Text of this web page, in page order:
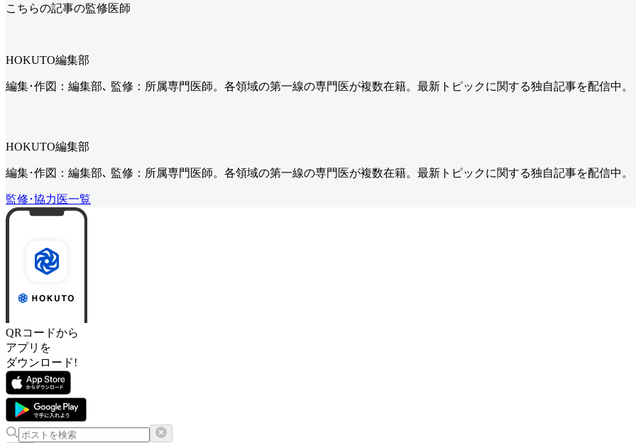
こちらの記事の監修医師
HOKUTO編集部
編集･作図：編集部､ 監修：所属専門医師。各領域の第一線の専門医が複数在籍。最新トピックに関する独自記事を配信中。
HOKUTO編集部
編集･作図：編集部､ 監修：所属専門医師。各領域の第一線の専門医が複数在籍。最新トピックに関する独自記事を配信中。
監修･協力医一覧
QRコードから
アプリを
ダウンロード!